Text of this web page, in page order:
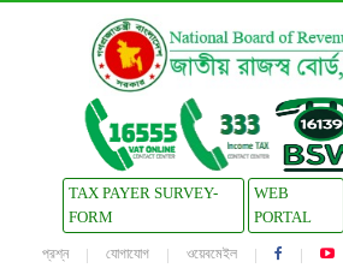
TAX PAYER SURVEY-
FORM
WEB
PORTAL
প্রশ্ন যোগাযোগ ওয়েবমেইল